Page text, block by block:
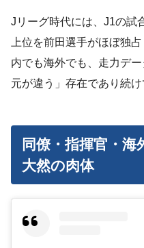
Jリーグ時代には、J1の試
上位を前田選手がほぼ独
内でも海外でも、走力デ
元が違う」存在であり続け
同僚・指揮官・海
大然の肉体